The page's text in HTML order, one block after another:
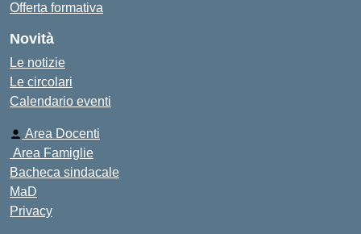
Offerta formativa
Novità
Le notizie
Le circolari
Calendario eventi
Area Docenti
Area Famiglie
Bacheca sindacale
MaD
Privacy